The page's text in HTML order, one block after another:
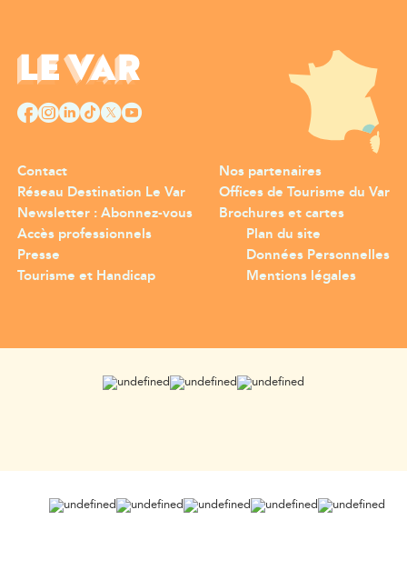
Contact
Réseau Destination Le Var
Newsletter : Abonnez-vous
Nos partenaires
Offices de Tourisme du Var
Brochures et cartes
Accès professionnels
Presse
Tourisme et Handicap
Plan du site
Données Personnelles
Mentions légales